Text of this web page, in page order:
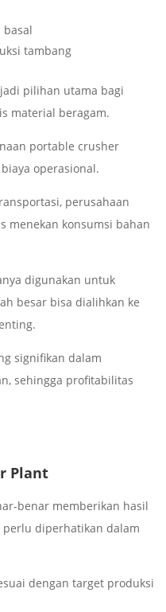
basal
tambang
pilihan utama bagi
material beragam.
portable crusher
operasional.
perusahaan
menekan konsumsi bahan
digunakan untuk
besar bisa dialihkan ke
signifikan dalam
sehingga profitabilitas
Plant
benar memberikan hasil
perlu diperhatikan dalam
dengan target produksi